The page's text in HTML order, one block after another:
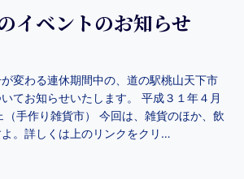
イベントのお知らせ
変わる連休期間中の、道の駅桃山天下市
てお知らせいたします。 平成３１年４月
（手作り雑貨市） 今回は、雑貨のほか、飲
。詳しくは上のリンクをクリ…